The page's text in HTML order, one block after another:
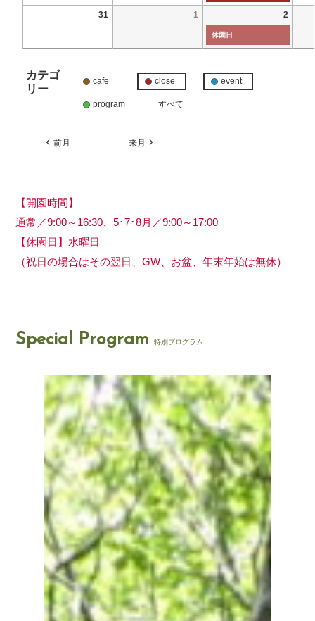
31 1 2
休園日
カテゴ
リー
cafe close event
program すべて
前月 来月
【開園時間】
通常／9:00～16:30、5･7･8月／9:00～17:00
【休園日】水曜日
（祝日の場合はその翌日、GW、お盆、年末年始は無休）
Special Program 特別プログラム